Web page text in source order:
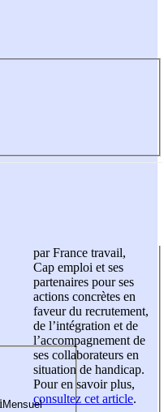
par France travail,
Cap emploi et ses
partenaires pour ses
actions concrètes en
faveur du recrutement,
de l’intégration et de
l’accompagnement de
ses collaborateurs en
situation de handicap.
Pour en savoir plus,
consultez cet article.